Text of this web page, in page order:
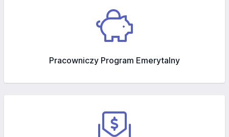
Pracowniczy Program Emerytalny